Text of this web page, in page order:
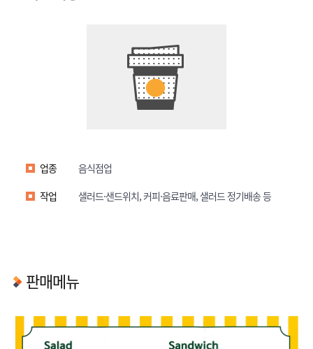
업종
음식점업
작업
샐러드·샌드위치, 커피·음료판매, 샐러드 정기배송 등
판매메뉴